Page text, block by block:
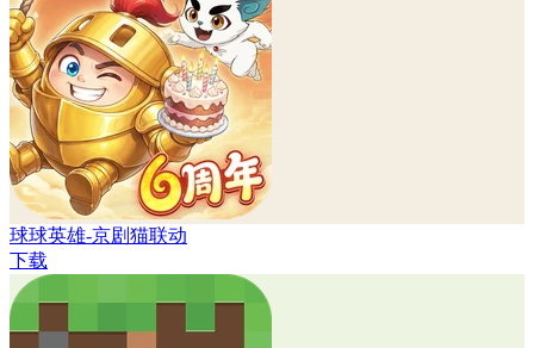
球球英雄-京剧猫联动
下载